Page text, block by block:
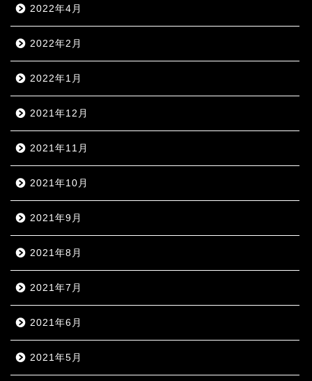
2022年4月
2022年2月
2022年1月
2021年12月
2021年11月
2021年10月
2021年9月
2021年8月
2021年7月
2021年6月
2021年5月